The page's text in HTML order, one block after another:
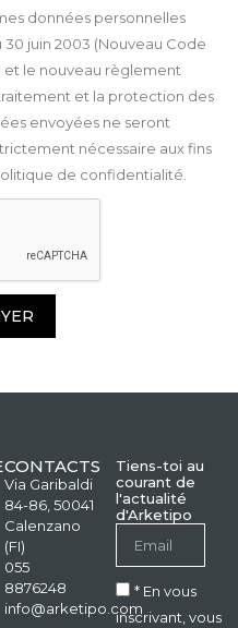
données personnelles
30 juin 2003 (Nouveau Code
et le nouveau règlement
et la protection des
envoyées ne seront
nécessaire aux fins
de confidentialité.
CONTACTS
Via Garibaldi
84-86, 50041
Calenzano
(FI)
055
8876248
info@arketipo.com
Tiens-toi au
courant de
l'actualité
d'Arketipo
* En vous
inscrivant, vous